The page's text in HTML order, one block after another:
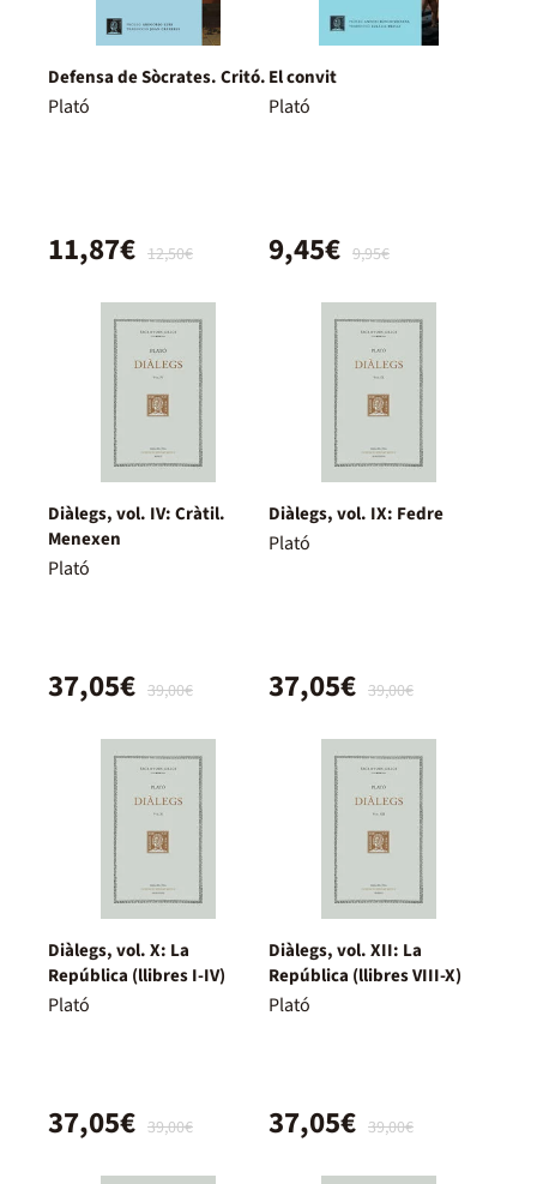
Defensa de Sòcrates. Critó.
Plató
12,50€
11,87€
El convit
Plató
9,95€
9,45€
Diàlegs, vol. IV: Cràtil.
Menexen
Plató
39,00€
37,05€
Diàlegs, vol. IX: Fedre
Plató
39,00€
37,05€
Diàlegs, vol. X: La
República (llibres I-IV)
Plató
39,00€
37,05€
Diàlegs, vol. XII: La
República (llibres VIII-X)
Plató
39,00€
37,05€